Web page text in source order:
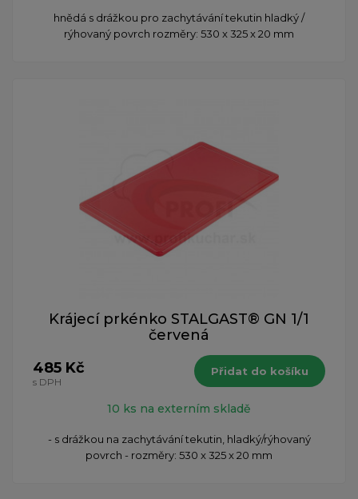
hnědá s drážkou pro zachytávání tekutin hladký /
rýhovaný povrch rozměry: 530 x 325 x 20 mm
Krájecí prkénko STALGAST® GN 1/1
červená
485 Kč
s DPH
Přidat do košíku
10 ks na externím skladě
- s drážkou na zachytávání tekutin, hladký/rýhovaný
povrch - rozměry: 530 x 325 x 20 mm